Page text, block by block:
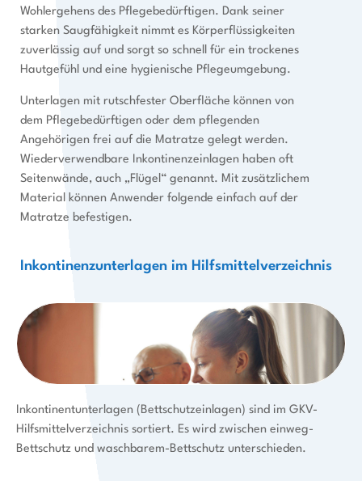
Wohlergehens des Pflegebedürftigen. Dank seiner
starken Saugfähigkeit nimmt es Körperflüssigkeiten
zuverlässig auf und sorgt so schnell für ein trockenes
Hautgefühl und eine hygienische Pflegeumgebung.
Unterlagen mit rutschfester Oberfläche können von
dem Pflegebedürftigen oder dem pflegenden
Angehörigen frei auf die Matratze gelegt werden.
Wiederverwendbare Inkontinenzeinlagen haben oft
Seitenwände, auch „Flügel“ genannt. Mit zusätzlichem
Material können Anwender folgende einfach auf der
Matratze befestigen.
Inkontinenzunterlagen im Hilfsmittelverzeichnis
Inkontinentunterlagen (Bettschutzeinlagen) sind im GKV-
Hilfsmittelverzeichnis sortiert. Es wird zwischen einweg-
Bettschutz und waschbarem-Bettschutz unterschieden.